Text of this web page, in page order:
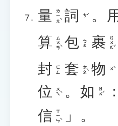
量 ㄌㄧㄤˋ 詞 ㄘˊ 。
算 ㄙㄨㄢˋ 包 ㄅㄠ 裹 ㄍㄨㄛˇ
封 ㄈㄥ 套 ㄊㄠˋ 物 ㄨˋ
位 ㄨㄟˋ 。 如 ㄖㄨˊ
信 ㄒㄧㄣˋ 」。